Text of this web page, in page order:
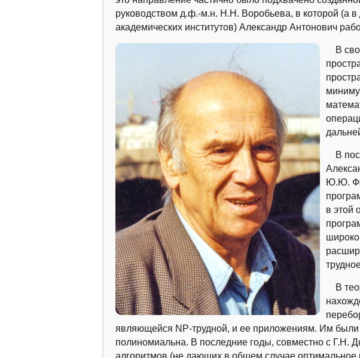
руководством д.ф.-м.н. Н.Н. Воробьева, в которой (а
академических институтов) Александр Антонович
В
В
Ю.Ю.
в этой
широко
В
являющейся NP-трудной, и ее приложениям. Им были
полиномиальна. В последние годы, совместно с
алгоритмов (не дающих в общем случае